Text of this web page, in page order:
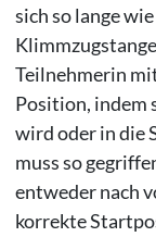
sich so lange
Teilnehmerin
Position, indem
wird oder in die
muss so
entweder nach
korrekte